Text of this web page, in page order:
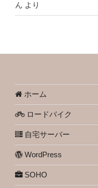
ん より
ホーム
ロードバイク
自宅サーバー
WordPress
SOHO